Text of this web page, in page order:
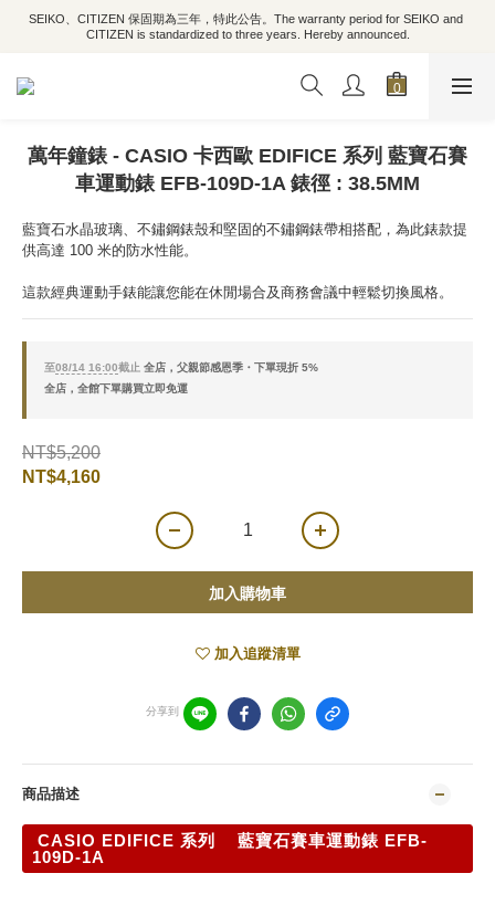
SEIKO、CITIZEN 保固期為三年，特此公告。The warranty period for SEIKO and
CITIZEN is standardized to three years. Hereby announced.
萬年鐘錶 - CASIO 卡西歐 EDIFICE 系列 藍寶石賽
車運動錶 EFB-109D-1A 錶徑 : 38.5MM
藍寶石水晶玻璃、不鏽鋼錶殼和堅固的不鏽鋼錶帶相搭配，為此錶款提
供高達 100 米的防水性能。
這款經典運動手錶能讓您能在休閒場合及商務會議中輕鬆切換風格。
至08/14 16:00截止 全店，父親節感恩季・下單現折 5%
全店，全館下單購買立即免運
NT$5,200
NT$4,160
加入購物車
加入追蹤清單
分享到
商品描述
CASIO EDIFICE 系列 藍寶石賽車運動錶 EFB-
109D-1A